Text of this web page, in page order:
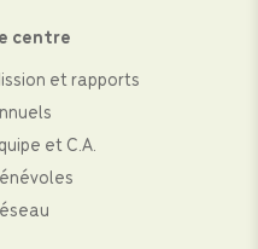
centre
et rapports
et C.A.